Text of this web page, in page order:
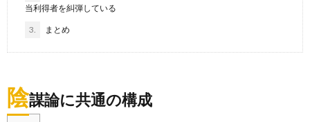
当利得者を糾弾している
3. まとめ
陰謀論に共通の構成